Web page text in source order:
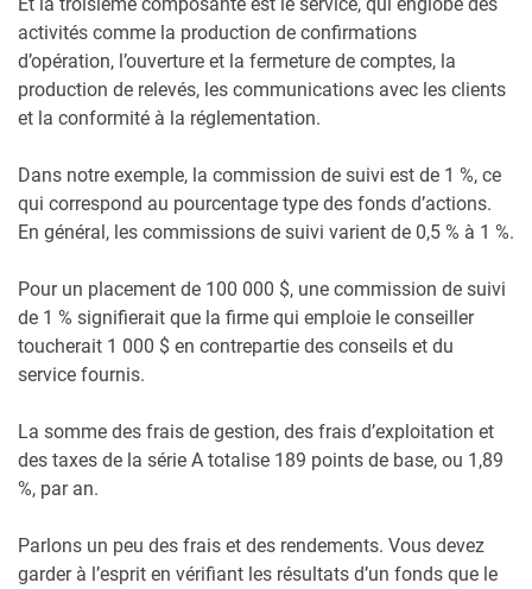
activités comme la production de confirmations
d’opération, l’ouverture et la fermeture de comptes, la
production de relevés, les communications avec les clients
et la conformité à la réglementation.
Dans notre exemple, la commission de suivi est de 1 %, ce
qui correspond au pourcentage type des fonds d’actions.
En général, les commissions de suivi varient de 0,5 % à 1 %.
Pour un placement de 100 000 $, une commission de suivi
de 1 % signifierait que la firme qui emploie le conseiller
toucherait 1 000 $ en contrepartie des conseils et du
service fournis.
La somme des frais de gestion, des frais d’exploitation et
des taxes de la série A totalise 189 points de base, ou 1,89
%, par an.
Parlons un peu des frais et des rendements. Vous devez
garder à l’esprit en vérifiant les résultats d’un fonds que le